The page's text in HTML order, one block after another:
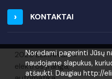
Norėdami pagerinti Jūsų
naudojame slapukus,
atšaukti. Daugiau http://
KONTAKTAI
2026 ELIRANGA =
elektros įranga,